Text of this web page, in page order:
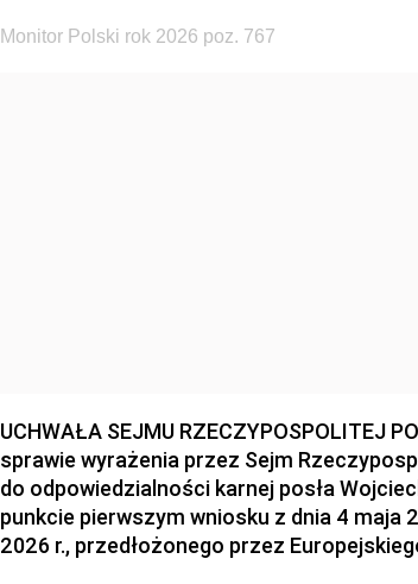
Monitor Polski rok 2026 poz. 767
UCHWAŁA SEJMU RZECZYPOSPOLITEJ
sprawie wyrażenia przez Sejm
do odpowiedzialności karnej posła
punkcie pierwszym wniosku z dnia 4 maja
2026 r., przedłożonego przez